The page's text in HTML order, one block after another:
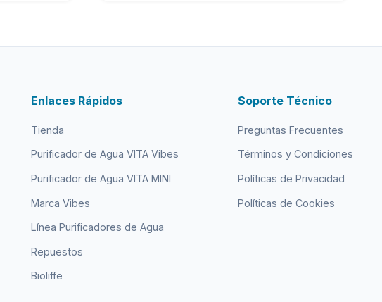
Enlaces Rápidos
Tienda
Purificador de Agua VITA Vibes
Purificador de Agua VITA MINI
Marca Vibes
Línea Purificadores de Agua
Repuestos
Bioliffe
Soporte Técnico
Preguntas Frecuentes
Términos y Condiciones
Políticas de Privacidad
Políticas de Cookies